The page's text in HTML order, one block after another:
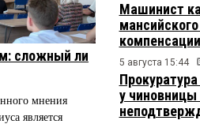
сложный ли
мнения
является
Машинист
5 августа 15:44
у